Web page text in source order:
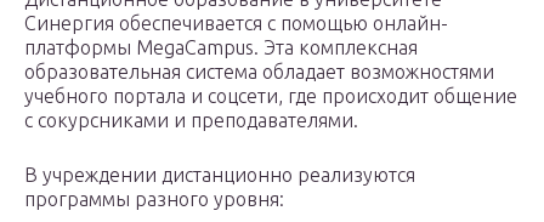
Синергия обеспечивается с помощью онлайн-
платформы MegaCampus. Эта комплексная
образовательная система обладает возможностями
учебного портала и соцсети, где происходит общение
с сокурсниками и преподавателями.
В учреждении дистанционно реализуются
программы разного уровня: